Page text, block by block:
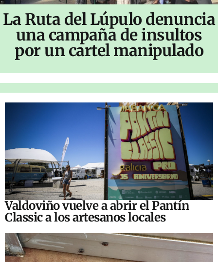
La Ruta del Lúpulo denuncia
una campaña de insultos
por un cartel manipulado
Valdoviño vuelve a abrir el Pantín
Classic a los artesanos locales